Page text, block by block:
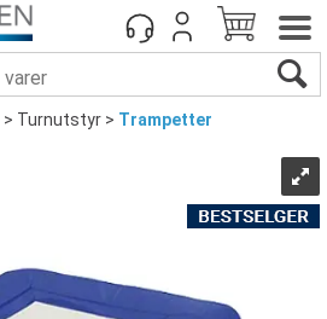
Turnutstyr>Trampetter